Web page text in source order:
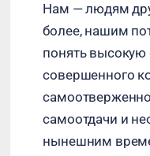
Нам — людям
более, нашим
понять высокую
совершенного
самоотдачи и
нынешним